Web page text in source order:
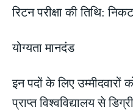
रिटन परीक्षा की तिथि:
योग्यता मानदंड
इन पदों के लिए उम्मीदवारों
प्राप्त विश्वविद्यालय से